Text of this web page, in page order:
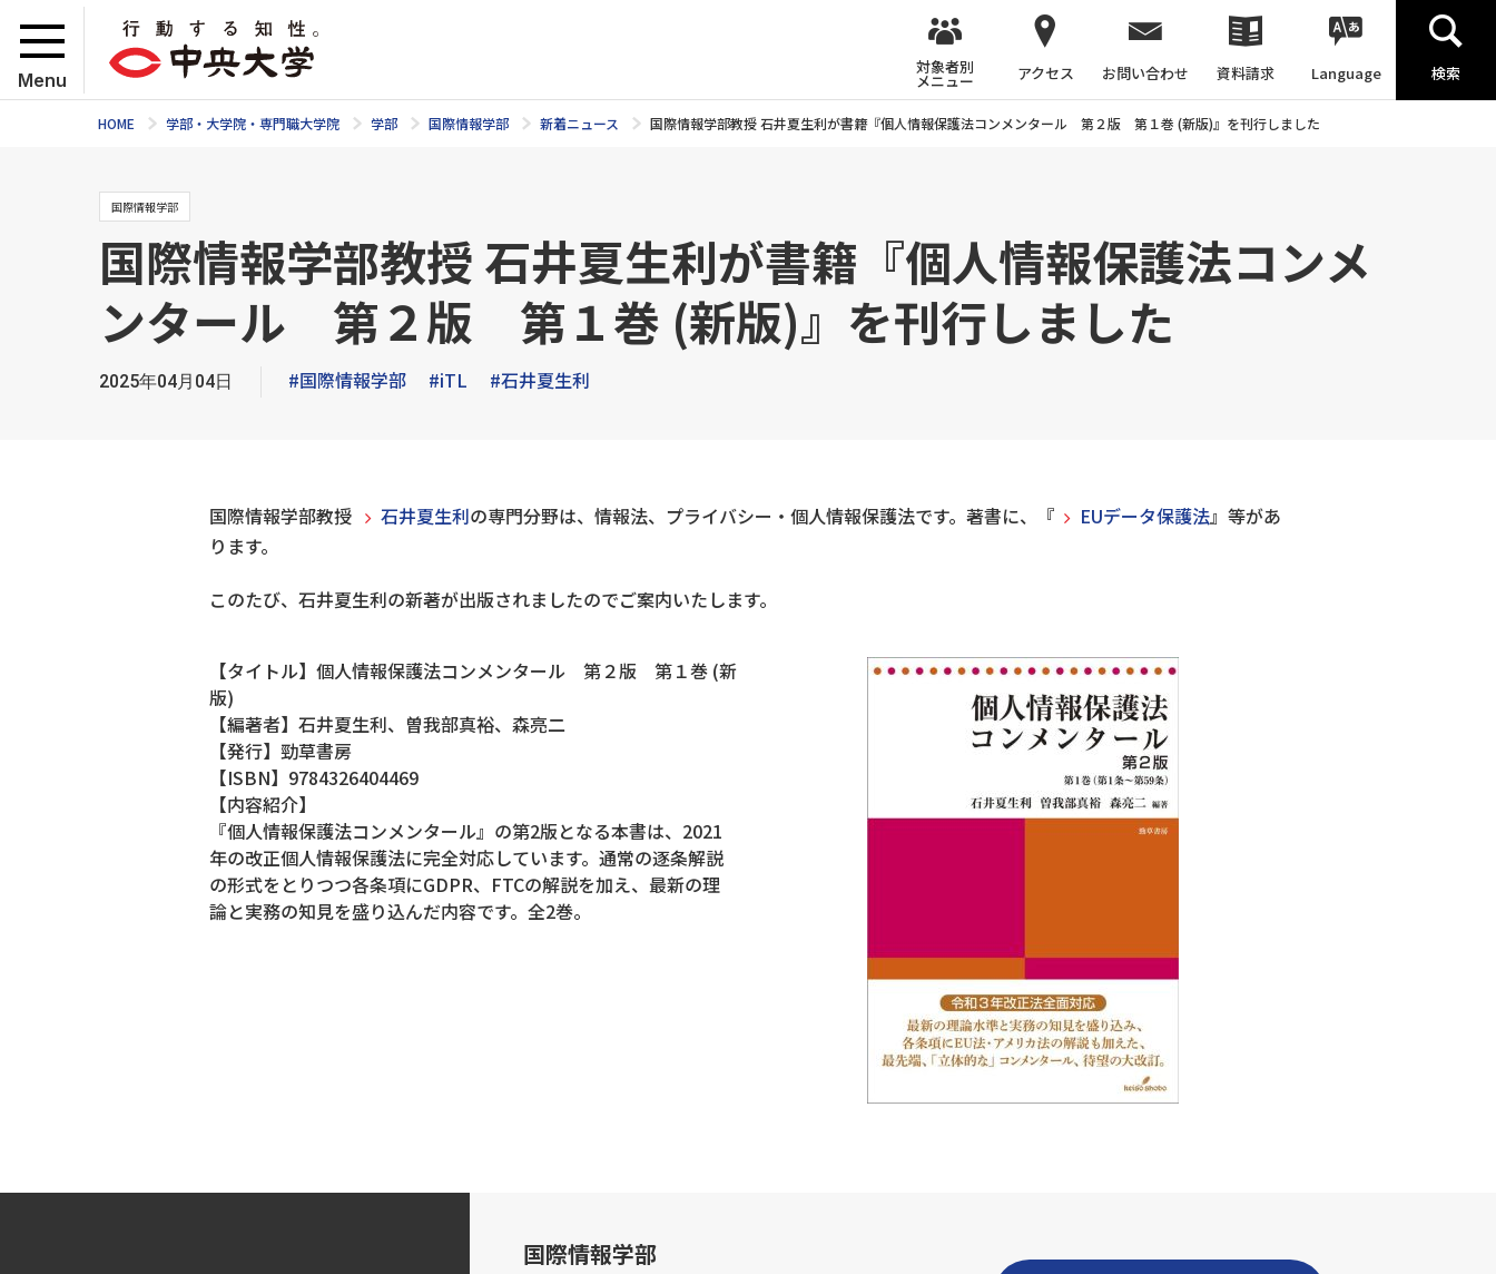
Menu
対象者別
メニュー アクセス お問い合わせ 資料請求 Language 検索
HOME 学部・大学院・専門職大学院 学部 国際情報学部 新着ニュース 国際情報学部教授 石井夏生利が書籍『個人情報保護法コンメンタール 第２版 第１巻 (新版)』を刊行しました
国際情報学部
国際情報学部教授 石井夏生利が書籍『個人情報保護法コンメ
ンタール 第２版 第１巻 (新版)』を刊行しました
2025年04月04日 #国際情報学部 #iTL #石井夏生利
国際情報学部教授 石井夏生利の専門分野は、情報法、プライバシー・個人情報保護法です。著書に、『 EUデータ保護法』等があ
ります。
このたび、石井夏生利の新著が出版されましたのでご案内いたします。
【タイトル】個人情報保護法コンメンタール 第２版 第１巻 (新
版)
【編著者】石井夏生利、曽我部真裕、森亮二
【発行】勁草書房
【ISBN】9784326404469
【内容紹介】
『個人情報保護法コンメンタール』の第2版となる本書は、2021
年の改正個人情報保護法に完全対応しています。通常の逐条解説
の形式をとりつつ各条項にGDPR、FTCの解説を加え、最新の理
論と実務の知見を盛り込んだ内容です。全2巻。
国際情報学部